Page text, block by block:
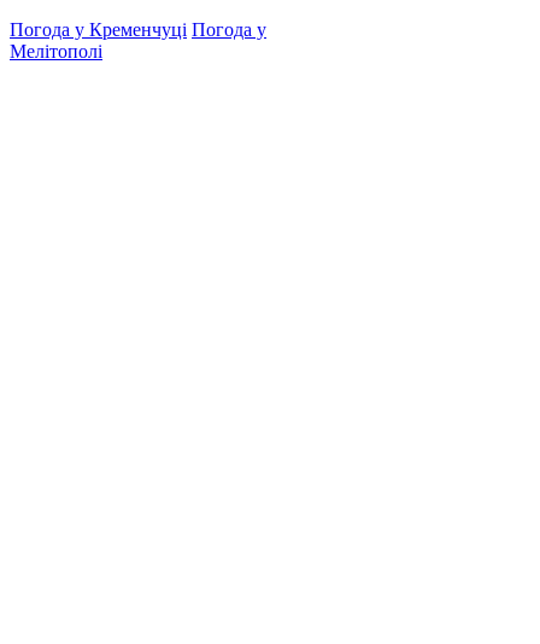
Погода у Кременчуці Погода у
Мелітополі